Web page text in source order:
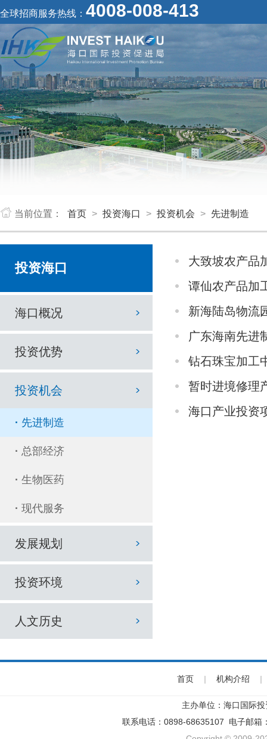
全球招商服务热线： 4008-008-413
当前位置： 首页 > 投资海口 > 投资机会 > 先进制造
投资海口
海口概况
投资优势
投资机会
· 先进制造
· 总部经济
· 生物医药
· 现代服务
发展规划
投资环境
人文历史
大致坡农产品
谭仙农产品加
新海陆岛物流
广东海南先进
钻石珠宝加工
暂时进境修理
海口产业投资
首页 | 机构介绍 |
主办单位：海口国际
联系电话：0898-68635107 电子邮箱